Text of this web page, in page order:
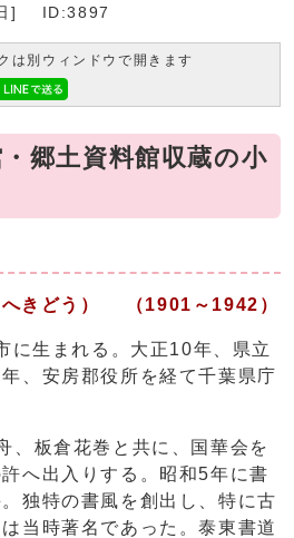
]
ID:3897
は別ウィンドウで開きます
郷土資料館収蔵の小
へきどう） （1901～1942）
に生まれる。大正10年、県立
、安房郡役所を経て千葉県庁
、板倉花巻と共に、国華会を
へ出入りする。昭和5年に書
独特の書風を創出し、特に古
当時著名であった。泰東書道